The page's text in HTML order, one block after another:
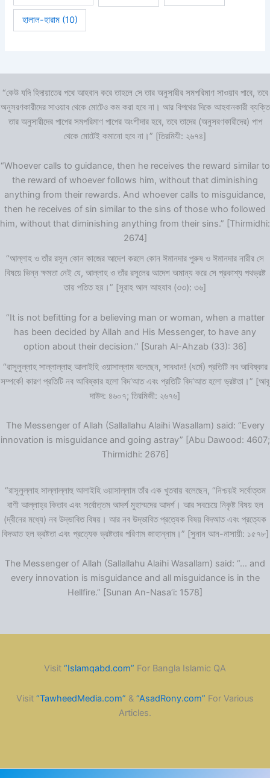
হালাল-হারাম(10)
“কেউ যদি হিদায়াতের পথে আহবান করে তাহলে সে তার অনুসারীর সমপরিমাণ সাওয়াব পাবে, তবে
অনুসরণকারীদের সাওয়াব থেকে মোটেও কম করা হবে না। আর বিপথের দিকে আহবানকারী ব্যক্তি
তার অনুসারীদের পাপের সমপরিমাণ পাপের অংশীদার হবে, তবে তাদের (অনুসরণকারীদের) পাপ
থেকে মোটেই কমানো হবে না।” [তিরমিযী: ২৬৭৪]
“Whoever calls to guidance, then he receives the reward similar to
the reward of whoever follows him, without that diminishing
anything from their rewards. And whoever calls to misguidance,
then he receives of sin similar to the sins of those who followed
him, without that diminishing anything from their sins.” [Thirmidhi:
2674]
“আল্লাহ ও তাঁর রসূল কোন কাজের আদেশ করলে কোন ঈমানদার পুরুষ ও ঈমানদার নারীর সে
বিষয়ে ভিন্ন ক্ষমতা নেই যে, আল্লাহ ও তাঁর রসূলের আদেশ অমান্য করে সে প্রকাশ্য পথভ্রষ্ট
তায় পতিত হয়।” [সূরাহ আল আহযাব (৩৩): ৩৬]
“It is not befitting for a believing man or woman, when a matter
has been decided by Allah and His Messenger, to have any
option about their decision.” [Surah Al-Ahzab (33): 36]
“রাসূলুল্লাহ সাল্লাল্লাহু আলাইহি ওয়াসাল্লাম বলেছেন, সাবধান! (ধর্মে) প্রতিটি নব আবিষ্কার
সম্পর্কে! কারণ প্রতিটি নব আবিষ্কার হলো বিদ‘আত এবং প্রতিটি বিদ‘আত হলো ভ্রষ্টতা।” [আবূ
দাউদ: ৪৬০৭; তিরমিজী: ২৬৭৬]
The Messenger of Allah (Sallallahu Alaihi Wasallam) said: “Every
innovation is misguidance and going astray” [Abu Dawood: 4607;
Thirmidhi: 2676]
“রাসূলুল্লাহ সাল্লাল্লাহু আলাইহি ওয়াসাল্লাম তাঁর এক খুতবায় বলেছেন, “নিশ্চয়ই সর্বোত্তম
বাণী আল্লাহ্‌র কিতাব এবং সর্বোত্তম আদর্শ মুহাম্মদের আদর্শ। আর সবচেয়ে নিকৃষ্ট বিষয় হল
(দ্বীনের মধ্যে) নব উদ্ভাবিত বিষয়। আর নব উদ্ভাবিত প্রত্যেক বিষয় বিদআত এবং প্রত্যেক
বিদআত হল ভ্রষ্টতা এবং প্রত্যেক ভ্রষ্টতার পরিণাম জাহান্নাম।” [সুনান আন-নাসায়ী: ১৫৭৮]
The Messenger of Allah (Sallallahu Alaihi Wasallam) said: “… and
every innovation is misguidance and all misguidance is in the
Hellfire.” [Sunan An-Nasa’i: 1578]
Visit “Islamqabd.com” For Bangla Islamic QA
Visit “TawheedMedia.com” & “AsadRony.com” For Various
Articles.